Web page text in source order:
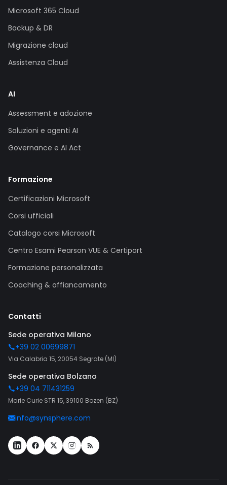
Microsoft 365 Cloud
Backup & DR
Migrazione cloud
Assistenza Cloud
AI
Assessment e adozione
Soluzioni e agenti AI
Governance e AI Act
Formazione
Certificazioni Microsoft
Corsi ufficiali
Catalogo corsi Microsoft
Centro Esami Pearson VUE & Certiport
Formazione personalizzata
Coaching & affiancamento
Contatti
Sede operativa Milano
+39 02 00699871
Via Calabria 15, 20054 Segrate (MI)
Sede operativa Bolzano
+39 04 711431259
Marie Curie STR 15, 39100 Bozen (BZ)
info@synsphere.com